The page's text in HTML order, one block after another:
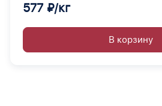
577 ₽/кг
В корзину